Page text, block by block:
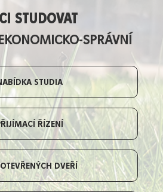
STUDOVAT
SPRÁVNÍ
STUDIA
ŘÍZENÍ
DVEŘÍ